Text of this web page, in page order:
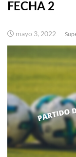
FECHA 2
mayo 3, 2022